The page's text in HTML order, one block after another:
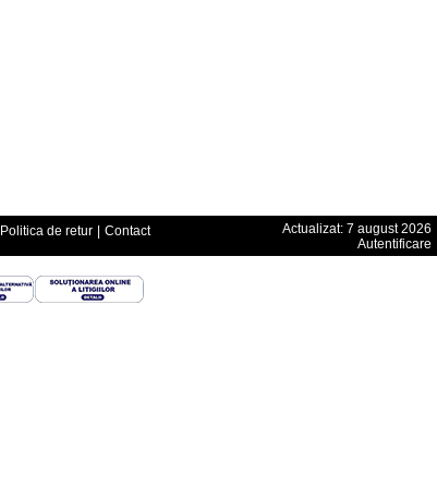
Politica de retur | Contact
Actualizat: 7 august 2026
Autentificare